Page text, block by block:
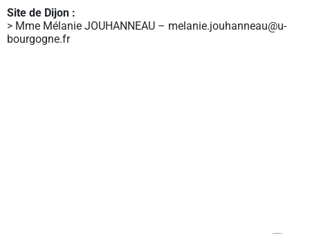
Site de Dijon :
> Mme Mélanie JOUHANNEAU – melanie.jouhanneau@u-
bourgogne.fr